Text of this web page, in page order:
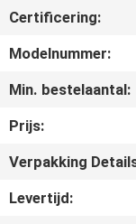
ONS
Certificering:
Modelnummer:
Min. bestelaantal:
Prijs:
Verpakking
Levertijd: